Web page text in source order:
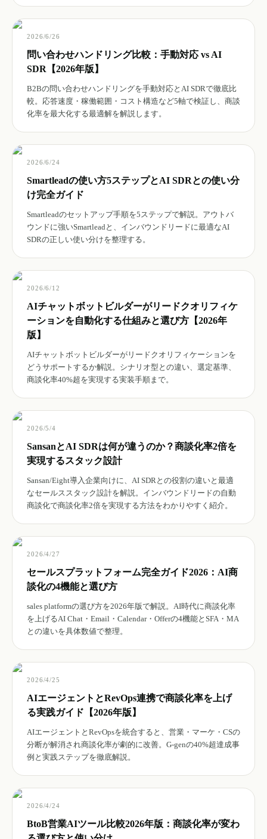
2026/6/26
問い合わせハンドリング比較：手動対応 vs AI
SDR【2026年版】
B2Bの問い合わせハンドリングを手動対応とAI SDRで徹底比
較。応答速度・稼働範囲・コスト構造など5軸で検証し、商談
化率を最大化する最適解を解説します。
2026/6/24
Smartleadの使い方5ステップとAI SDRとの使い分
け完全ガイド
Smartleadのセットアップ手順を5ステップで解説。アウトバ
ウンドに強いSmartleadと、インバウンドリードに最適なAI
SDRの正しい使い分けを整理する。
2026/6/12
AIチャットボットビルダーがリードクオリフィケ
ーションを自動化する仕組みと選び方【2026年
版】
AIチャットボットビルダーがリードクオリフィケーションを
どうサポートするか解説。シナリオ型との違い、選定基準、
商談化率40%超を実現する実装手順まで。
2026/5/4
SansanとAI SDRは何が違うのか？商談化率2倍を
実現するスタック設計
Sansan/Eight導入企業向けに、AI SDRとの役割の違いと最適
なセールススタック設計を解説。インバウンドリードの自動
商談化で商談化率2倍を実現する方法をわかりやすく紹介。
2026/4/27
セールスプラットフォーム完全ガイド2026：AI商
談化の4機能と選び方
sales platformの選び方を2026年版で解説。AI時代に商談化率
を上げるAI Chat・Email・Calendar・Offerの4機能とSFA・MA
との違いを具体数値で整理。
2026/4/25
AIエージェントとRevOps連携で商談化率を上げ
る実践ガイド【2026年版】
AIエージェントとRevOpsを統合すると、営業・マーケ・CSの
分断が解消され商談化率が劇的に改善。G-genの40%超達成事
例と実践ステップを徹底解説。
2026/4/24
BtoB営業AIツール比較2026年版：商談化率が変わ